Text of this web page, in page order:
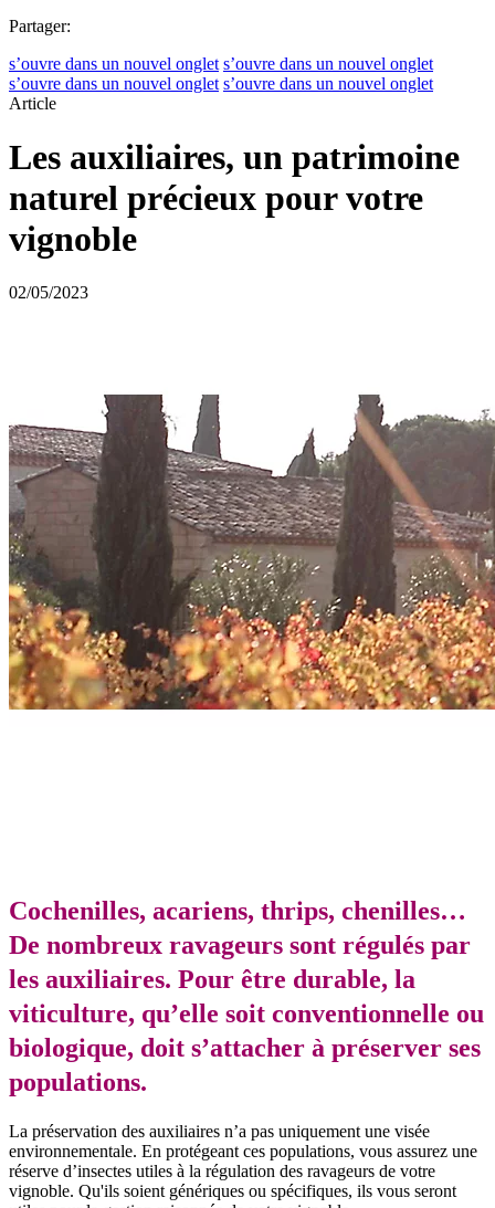
Partager:
s’ouvre dans un nouvel onglet s’ouvre dans un nouvel onglet
s’ouvre dans un nouvel onglet s’ouvre dans un nouvel onglet
Article
Les auxiliaires, un patrimoine
naturel précieux pour votre
vignoble
02/05/2023
Cochenilles, acariens, thrips, chenilles…
De nombreux ravageurs sont régulés par
les auxiliaires. Pour être durable, la
viticulture, qu’elle soit conventionnelle ou
biologique, doit s’attacher à préserver ses
populations.
La préservation des auxiliaires n’a pas uniquement une visée
environnementale. En protégeant ces populations, vous assurez une
réserve d’insectes utiles à la régulation des ravageurs de votre
vignoble. Qu'ils soient génériques ou spécifiques, ils vous seront